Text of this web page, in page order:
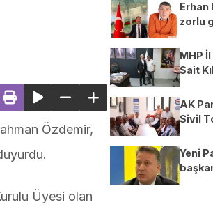
Özdemir,
Üyesi olan
Erhan
zorlu
MHP
Sait
AK
Sivil
Yeni